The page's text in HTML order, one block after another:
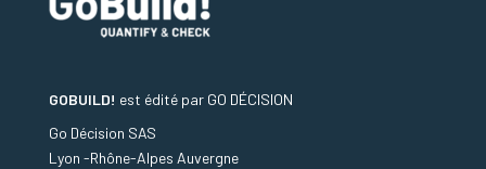
GOBUILD! est édité par GO DÉCISION
Go Décision SAS
Lyon -Rhône-Alpes Auvergne